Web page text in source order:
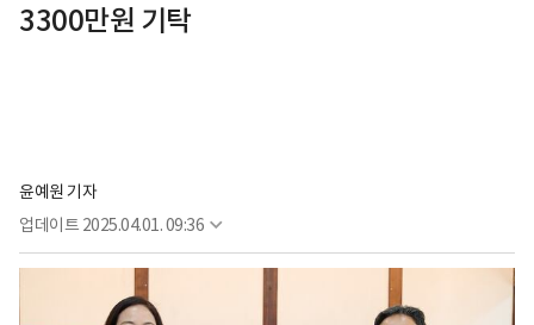
3300만원 기탁
윤예원 기자
업데이트 2025.04.01. 09:36